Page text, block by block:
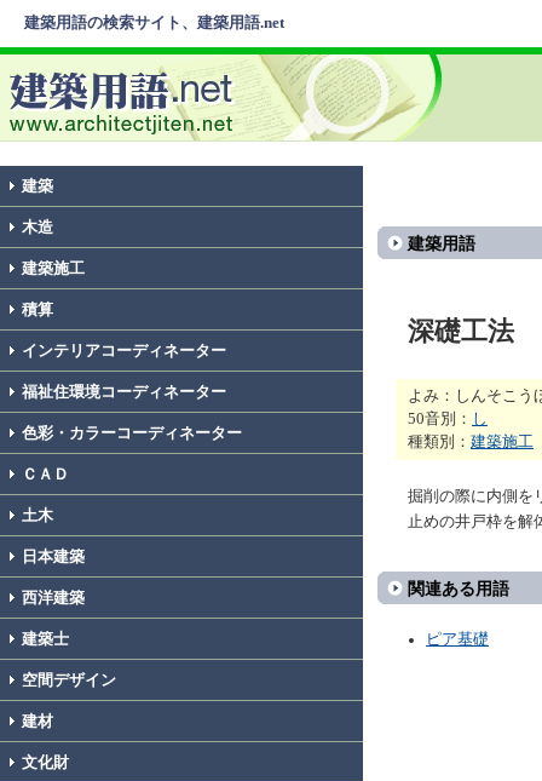
建築用語の検索サイト、建築用語.net
建築
木造
建築施工
積算
インテリアコーディネーター
福祉住環境コーディネーター
色彩・カラーコーディネーター
ＣＡＤ
土木
日本建築
西洋建築
建築士
空間デザイン
建材
文化財
建築用語
深礎工法
よみ：しんそこう
50音別： し
種類別： 建築施工
掘削の際に内側を
止めの井戸枠を解
関連ある用語
ピア基礎